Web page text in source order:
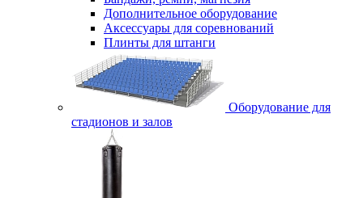
Дополнительное оборудование
Аксессуары для соревнований
Плинты для штанги
Оборудование для
стадионов и залов